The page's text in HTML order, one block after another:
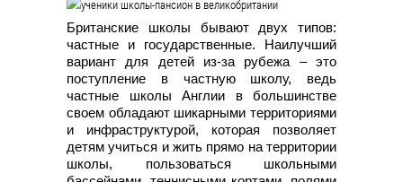
Британские школы бывают двух типов:
частные и государственные. Наилучший
вариант для детей из-за рубежа – это
поступление в частную школу, ведь
частные школы Англии в большинстве
своем обладают шикарными территориями
и инфраструктурой, которая позволяет
детям учиться и жить прямо на территории
школы, пользоваться школьными